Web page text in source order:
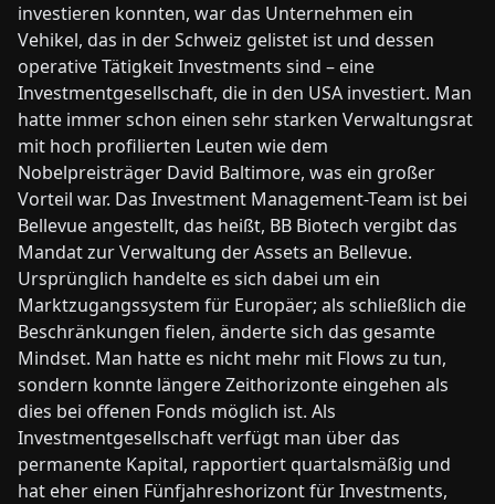
investieren konnten, war das Unternehmen ein
Vehikel, das in der Schweiz gelistet ist und dessen
operative Tätigkeit Investments sind – eine
Investmentgesellschaft, die in den USA investiert. Man
hatte immer schon einen sehr starken Verwaltungsrat
mit hoch profilierten Leuten wie dem
Nobelpreisträger David Baltimore, was ein großer
Vorteil war. Das Investment Management-Team ist bei
Bellevue angestellt, das heißt, BB Biotech vergibt das
Mandat zur Verwaltung der Assets an Bellevue.
Ursprünglich handelte es sich dabei um ein
Marktzugangssystem für Europäer; als schließlich die
Beschränkungen fielen, änderte sich das gesamte
Mindset. Man hatte es nicht mehr mit Flows zu tun,
sondern konnte längere Zeithorizonte eingehen als
dies bei offenen Fonds möglich ist. Als
Investmentgesellschaft verfügt man über das
permanente Kapital, rapportiert quartalsmäßig und
hat eher einen Fünfjahreshorizont für Investments,